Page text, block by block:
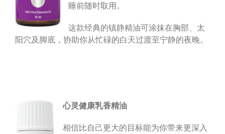
睡前随时取用。
这款经典的镇静精油可涂抹在胸部、太
阳穴及脚底，协助你从忙碌的白天过渡至宁静的夜晚。
心灵健康乳香精油
相信比自己更大的目标能为你带来更深入